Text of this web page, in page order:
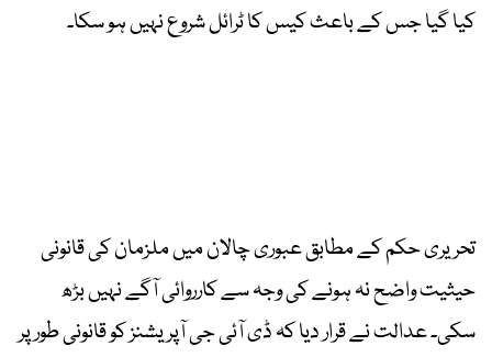
کیا گیا جس کے باعث کیس کا ٹرائل شروع نہیں ہو سکا۔
تحریری حکم کے مطابق عبوری چالان میں ملزمان کی قانونی
حیثیت واضح نہ ہونے کی وجہ سے کارروائی آگے نہیں بڑھ
سکی۔ عدالت نے قرار دیا کہ ڈی آئی جی آپریشنز کو قانونی طور پر